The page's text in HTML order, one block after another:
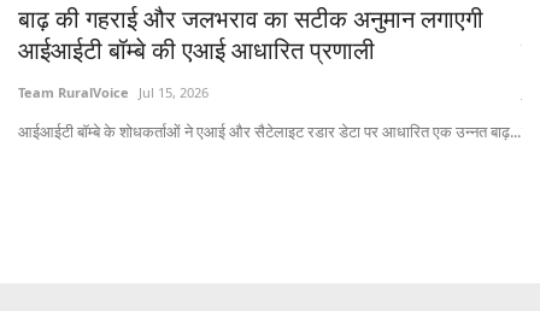
बाढ़ की गहराई और जलभराव का सटीक अनुमान लगाएगी
आईआईटी बॉम्बे की एआई आधारित प्रणाली
Team RuralVoice Jul 15, 2026
आईआईटी बॉम्बे के शोधकर्ताओं ने एआई और सैटेलाइट रडार डेटा पर आधारित एक उन्नत बाढ़...